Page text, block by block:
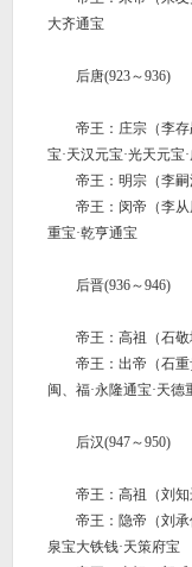
大齐通宝
后唐(923～936)
帝王：庄宗（李存勗
宝·天汉元宝·光天元宝
帝王：明宗（李嗣源
帝王：闵帝（李从厚
重宝·乾亨通宝
后晋(936～946)
帝王：高祖（石敬塘
帝王：出帝（石重贵
闽、福·永隆通宝·天德
后汉(947～950)
帝王：高祖（刘知远
帝王：隐帝（刘承佑
泉宝大铁钱·天策府宝